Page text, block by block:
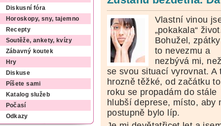
Diskusní fóra
Horoskopy, sny, tajemno
Recepty
Soutěže, ankety, kvízy
Zábavný koutek
Hry
Diskuse
Píšete sami
Katalog služeb
Počasí
Odkazy
Vlastní vinou
„pokakala“
Bohužel,
to nevezmu a
nezbývá mi,
se svou situací vyrovnat. A
hrozně těžké, od začátku
roku se propadám do stále
hlubší deprese, místo, aby
postupně bylo líp.